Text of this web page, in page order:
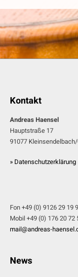
Kontakt
Andreas Haensel
Hauptstraße 17
91077
» Datenschutzerklärung
Fon +49 (0) 9126 29 19
Mobil +49 (0) 176 20 72
mail@andreas-
News